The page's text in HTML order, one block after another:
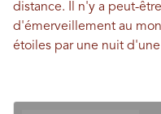
distance. Il n'y a peut-
d'émerveillement au
étoiles par une nuit